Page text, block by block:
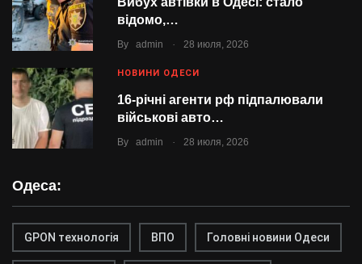
відомо,…
By admin . 28 июля, 2026
НОВИНИ ОДЕСИ
16-річні агенти рф підпалювали
військові авто…
By admin . 28 июля, 2026
Одеса:
GPON технологія ВПО Головні новини Одеси